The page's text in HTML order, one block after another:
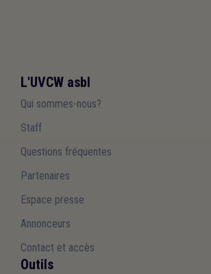
L'UVCW asbl
Qui sommes-nous?
Staff
Questions fréquentes
Partenaires
Espace presse
Annonceurs
Contact et accès
Outils